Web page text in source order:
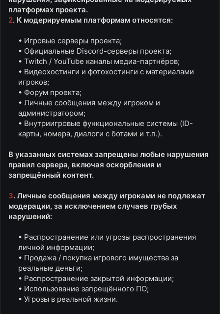
платформах проекта.
2. К модерируемым платформам относятся:
• Игровые серверы проекта;​
• Официальные Discord-серверы проекта;​
• Twitch / YouTube каналы медиа-партнёров;​
• Видеохостинги и фотохостинги с материалами
игроков;​
• Форум проекта;​
• Личные сообщения между игроком и
администратором;​
• Внутриигровые функциональные системы (ID-
карты, номера, диалоги с ботами и т.п.).​
В указанных системах запрещены любые нарушения
правил сервера, включая оскорбления и
запрещённый контент.
3. Личные сообщения между игроками не подлежат
модерации, за исключением случаев грубых
нарушений:
• Распространение или угрозы распространения
личной информации;​
• Продажа / покупка игрового имущества за
реальные деньги;​
• Распространение закрытой информации;​
• Использование запрещённого ПО;​
• Угрозы в реальной жизни.​